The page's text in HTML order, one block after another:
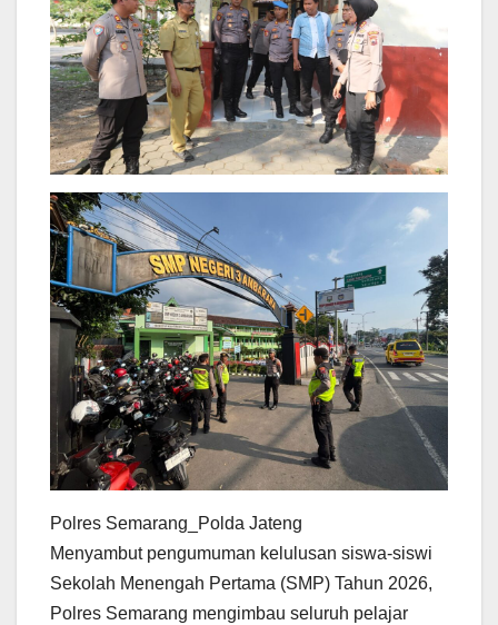
Polres Semarang_Polda Jateng
Menyambut pengumuman kelulusan siswa-siswi
Sekolah Menengah Pertama (SMP) Tahun 2026,
Polres Semarang mengimbau seluruh pelajar